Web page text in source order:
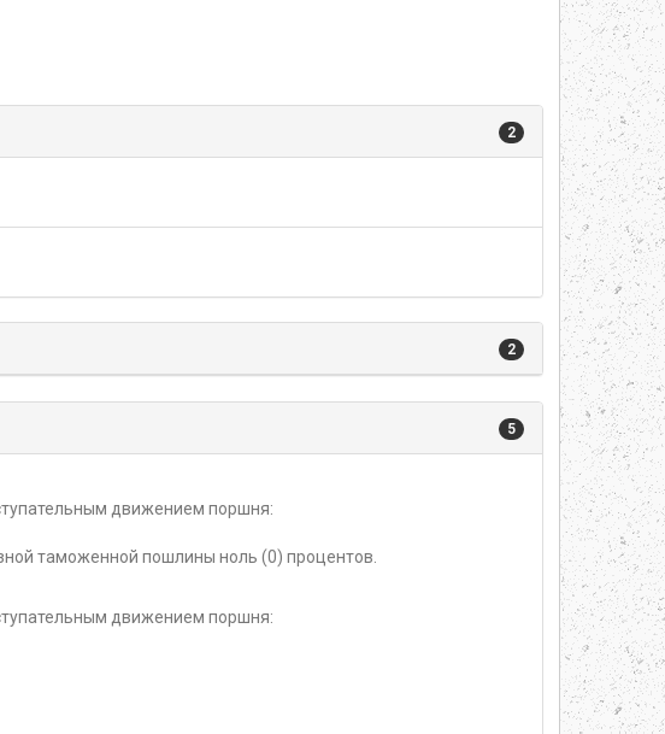
2
2
5
движением поршня:
таможенной пошлины ноль (0) процентов.
движением поршня: